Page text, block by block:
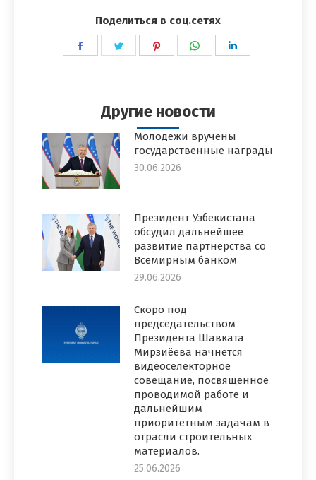
Поделиться в соц.сетях
ПоделитьсяПоделитьсяПоделитьсяПоделиться
Другие новости
Молодежи вручены
государственные награды
30.06.2026
Президент Узбекистана
обсудил дальнейшее
развитие партнёрства со
Всемирным банком
29.06.2026
Скоро под
председательством
Президента Шавката
Мирзиёева начнется
видеоселекторное
совещание, посвященное
проводимой работе и
дальнейшим
приоритетным задачам в
отрасли строительных
материалов.
25.06.2026